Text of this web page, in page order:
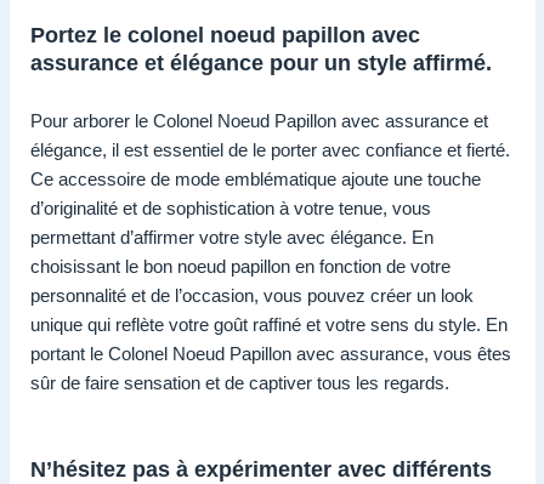
Portez le colonel noeud papillon avec
assurance et élégance pour un style affirmé.
Pour arborer le Colonel Noeud Papillon avec assurance et
élégance, il est essentiel de le porter avec confiance et fierté.
Ce accessoire de mode emblématique ajoute une touche
d’originalité et de sophistication à votre tenue, vous
permettant d’affirmer votre style avec élégance. En
choisissant le bon noeud papillon en fonction de votre
personnalité et de l’occasion, vous pouvez créer un look
unique qui reflète votre goût raffiné et votre sens du style. En
portant le Colonel Noeud Papillon avec assurance, vous êtes
sûr de faire sensation et de captiver tous les regards.
N’hésitez pas à expérimenter avec différents